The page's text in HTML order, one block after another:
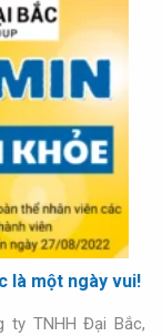
là một ngày vui!
ty TNHH Đại Bắc,